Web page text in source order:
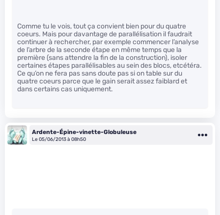
Comme tu le vois, tout ça convient bien pour du quatre
coeurs. Mais pour davantage de parallélisation il faudrait
continuer à rechercher, par exemple commencer l’analyse
de l’arbre de la seconde étape en même temps que la
première (sans attendre la fin de la construction), isoler
certaines étapes parallélisables au sein des blocs, etcétéra.
Ce qu’on ne fera pas sans doute pas si on table sur du
quatre coeurs parce que le gain serait assez faiblard et
dans certains cas uniquement.
Ardente-Épine-vinette-Globuleuse
Le 05/06/2013 à 08h50